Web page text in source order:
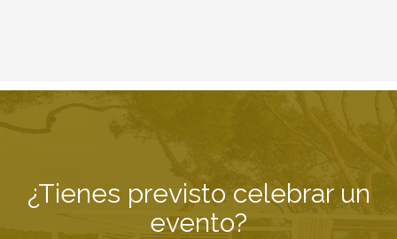
¿Tienes previsto celebrar un
evento?